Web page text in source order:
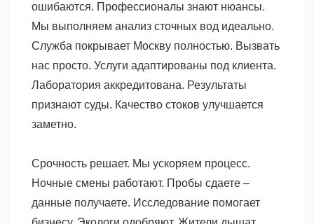
ошибаются. Профессионалы знают нюансы.
Мы выполняем анализ сточных вод идеально.
Служба покрывает Москву полностью. Вызвать
нас просто. Услуги адаптированы под клиента.
Лаборатория аккредитована. Результаты
признают суды. Качество стоков улучшается
заметно.
Срочность решает. Мы ускоряем процесс.
Ночные смены работают. Пробы сдаете –
данные получаете. Исследование помогает